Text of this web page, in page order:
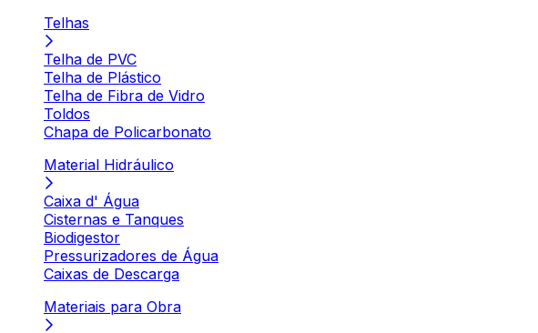
Telhas
Telha de PVC
Telha de Plástico
Telha de Fibra de Vidro
Toldos
Chapa de Policarbonato
Material Hidráulico
Caixa d' Água
Cisternas e Tanques
Biodigestor
Pressurizadores de Água
Caixas de Descarga
Materiais para Obra